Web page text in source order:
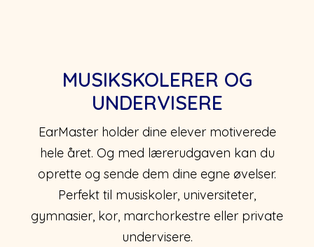
MUSIKSKOLERER OG
UNDERVISERE
EarMaster holder dine elever motiverede
hele året. Og med lærerudgaven kan du
oprette og sende dem dine egne øvelser.
Perfekt til musiskoler, universiteter,
gymnasier, kor, marchorkestre eller private
undervisere.